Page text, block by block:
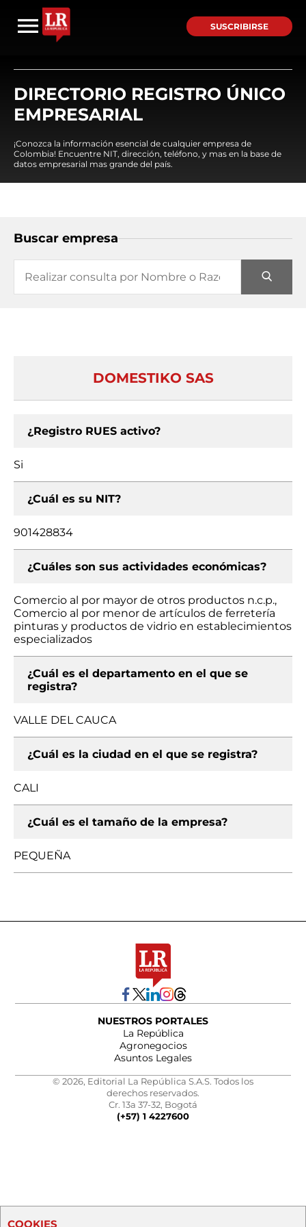
SUSCRIBIRSE
DIRECTORIO REGISTRO ÚNICO
EMPRESARIAL
¡Conozca la información esencial de cualquier empresa de
Colombia! Encuentre NIT, dirección, teléfono, y mas en la base de
datos empresarial mas grande del país.
Buscar empresa
DOMESTIKO SAS
¿Registro RUES activo?
Si
¿Cuál es su NIT?
901428834
¿Cuáles son sus actividades económicas?
Comercio al por mayor de otros productos n.c.p.,
Comercio al por menor de artículos de ferretería
pinturas y productos de vidrio en establecimientos
especializados
¿Cuál es el departamento en el que se
registra?
VALLE DEL CAUCA
¿Cuál es la ciudad en el que se registra?
CALI
¿Cuál es el tamaño de la empresa?
PEQUEÑA
NUESTROS PORTALES
La República
Agronegocios
Asuntos Legales
© 2026, Editorial La República S.A.S. Todos los
derechos reservados.
Cr. 13a 37-32, Bogotá
(+57) 1 4227600
COOKIES